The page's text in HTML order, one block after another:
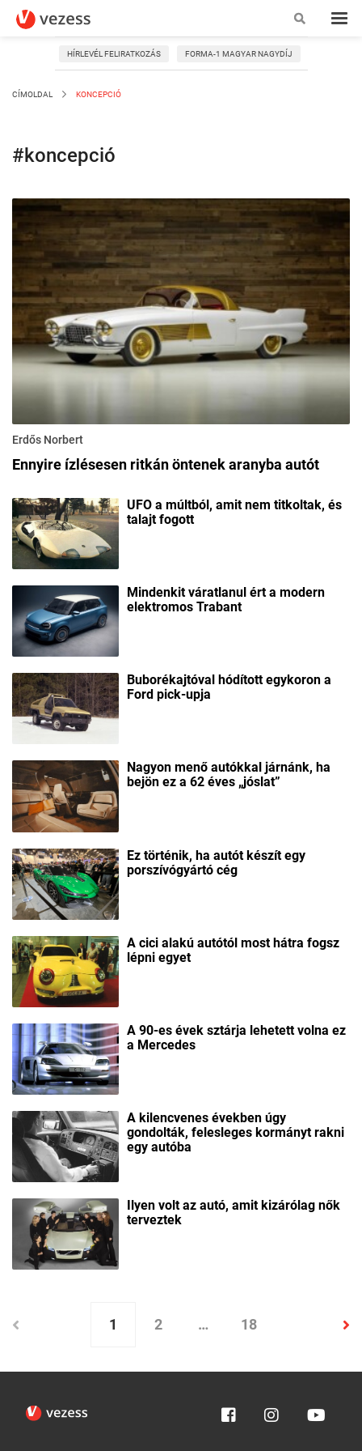
HÍRLEVÉL FELIRATKOZÁS FORMA-1 MAGYAR NAGYDÍJ
CÍMOLDAL KONCEPCIÓ
#koncepció
Erdős Norbert
Ennyire ízlésesen ritkán öntenek aranyba autót
UFO a múltból, amit nem titkoltak, és
talajt fogott
Mindenkit váratlanul ért a modern
elektromos Trabant
Buborékajtóval hódított egykoron a
Ford pick-upja
Nagyon menő autókkal járnánk, ha
bejön ez a 62 éves „jóslat”
Ez történik, ha autót készít egy
porszívógyártó cég
A cici alakú autótól most hátra fogsz
lépni egyet
A 90-es évek sztárja lehetett volna ez
a Mercedes
A kilencvenes években úgy
gondolták, felesleges kormányt rakni
egy autóba
Ilyen volt az autó, amit kizárólag nők
terveztek
1 2 … 18